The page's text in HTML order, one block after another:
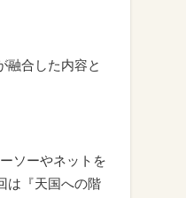
融合した内容と
ソーやネットを
は『天国への階